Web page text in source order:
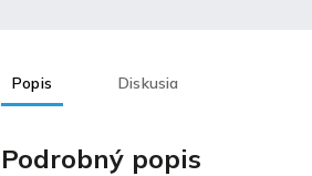
Popis Diskusia
Podrobný popis